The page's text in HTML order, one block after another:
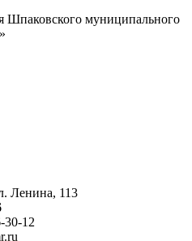
Шпаковского муниципального
Ленина, 113
30-12